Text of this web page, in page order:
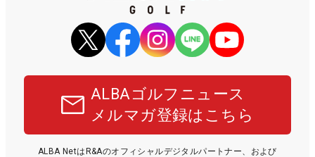
ALBAゴルフニュース
メルマガ登録はこちら
ALBA NetはR&Aのオフィシャルデジタルパートナー、および